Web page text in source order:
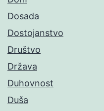
Dosada
Dostojanstvo
Društvo
Država
Duhovnost
Duša